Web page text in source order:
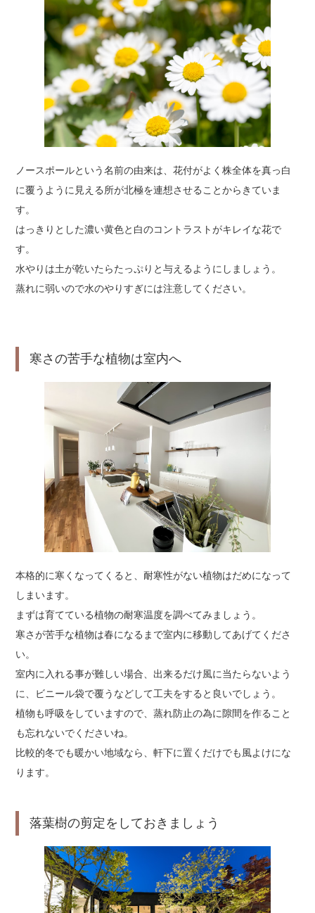
ノースポールという名前の由来は、花付がよく株全体を真っ白
に覆うように見える所が北極を連想させることからきていま
す。
はっきりとした濃い黄色と白のコントラストがキレイな花で
す。
水やりは土が乾いたらたっぷりと与えるようにしましょう。
蒸れに弱いので水のやりすぎには注意してください。
寒さの苦手な植物は室内へ
本格的に寒くなってくると、耐寒性がない植物はだめになって
しまいます。
まずは育てている植物の耐寒温度を調べてみましょう。
寒さが苦手な植物は春になるまで室内に移動してあげてくださ
い。
室内に入れる事が難しい場合、出来るだけ風に当たらないよう
に、ビニール袋で覆うなどして工夫をすると良いでしょう。
植物も呼吸をしていますので、蒸れ防止の為に隙間を作ること
も忘れないでくださいね。
比較的冬でも暖かい地域なら、軒下に置くだけでも風よけにな
ります。
落葉樹の剪定をしておきましょう